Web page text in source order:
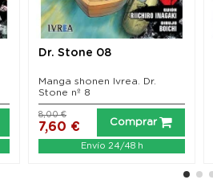
Dr. Stone 08
Manga shonen Ivrea. Dr.
Stone nº 8
7,60 €
8,00 €
Comprar
Envío 24/48 h